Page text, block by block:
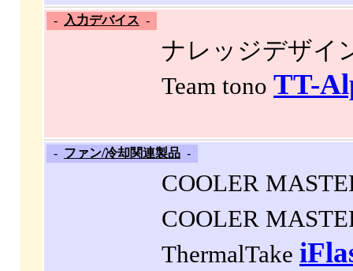
- 入力デバイス -
ナレッジデザイ
Team tono TT-
- ファン/冷却関連製品 -
COOLER
COOLER
ThermalTake